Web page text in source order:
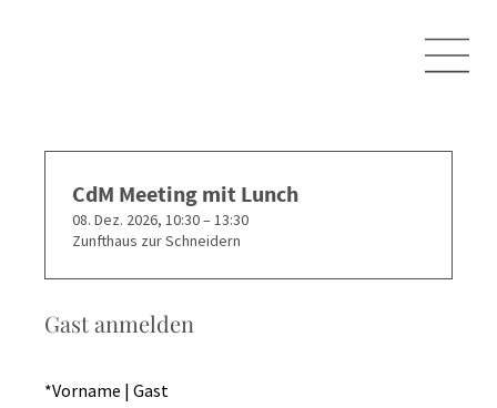
Gast anmelden
*Vorname | Gast
CdM Meeting mit Lunch
08. Dez. 2026, 10:30 – 13:30
Zunfthaus zur Schneidern